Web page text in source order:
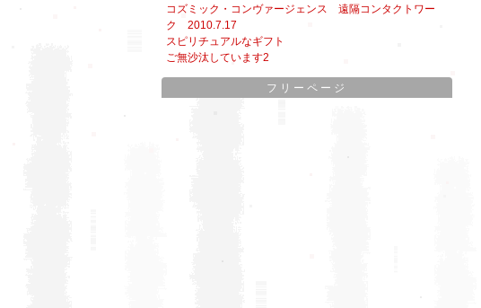
コズミック・コンヴァージェンス 遠隔コンタクトワー
ク 2010.7.17
スピリチュアルなギフト
ご無沙汰しています2
フリーページ